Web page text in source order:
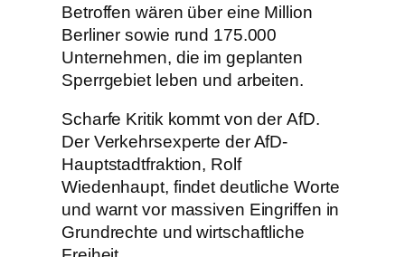
Betroffen wären über eine Million
Berliner sowie rund 175.000
Unternehmen, die im geplanten
Sperrgebiet leben und arbeiten.
Scharfe Kritik kommt von der AfD.
Der Verkehrsexperte der AfD-
Hauptstadtfraktion, Rolf
Wiedenhaupt, findet deutliche Worte
und warnt vor massiven Eingriffen in
Grundrechte und wirtschaftliche